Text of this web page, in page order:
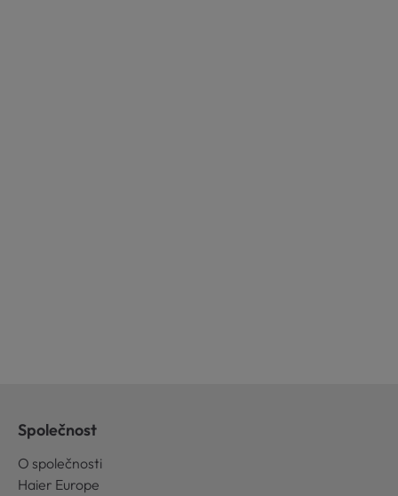
Společnost
O společnosti
Haier Europe